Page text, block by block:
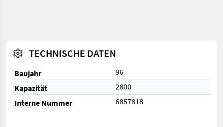
TECHNISCHE DATEN
Baujahr
96
Kapazität
2800
Interne Nummer
6857818